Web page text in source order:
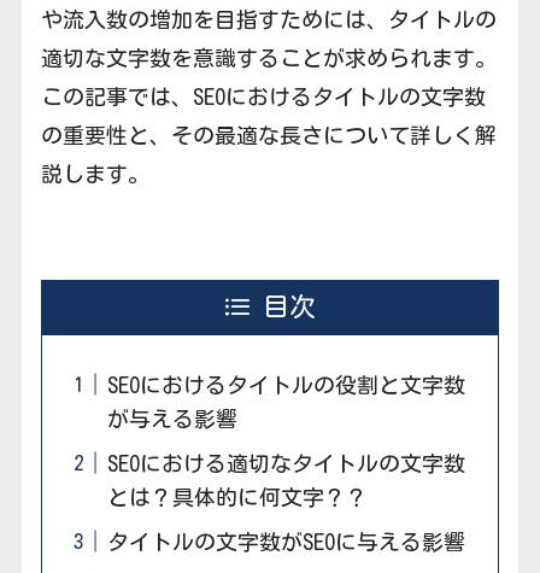
や流入数の増加を目指すためには、タイトルの
適切な文字数を意識することが求められます。
この記事では、SEOにおけるタイトルの文字数
の重要性と、その最適な長さについて詳しく解
説します。
目次
SEOにおけるタイトルの役割と文字数
が与える影響
SEOにおける適切なタイトルの文字数
とは？具体的に何文字？？
タイトルの文字数がSEOに与える影響